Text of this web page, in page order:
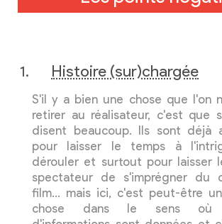
Histoire (sur)chargée
S'il y a bien une chose que l'on
retirer au réalisateur, c'est que
disent beaucoup. Ils sont déjà
pour laisser le temps à
dérouler et surtout pour laisser
spectateur de s'imprégner du
film… mais ici, c'est peut-être
chose dans le sens où